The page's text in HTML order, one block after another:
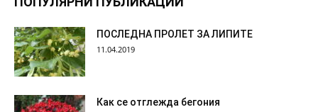
ПОСЛЕДНА ПРОЛЕТ ЗА ЛИПИТЕ
11.04.2019
Как се отглежда бегония